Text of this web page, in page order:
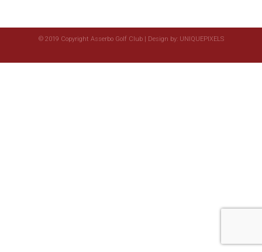
© 2019 Copyright Asserbo Golf Club | Design by: UNIQUEPIXELS